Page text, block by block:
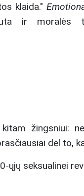
klaida."
ir moralės
žingsniui:
dėl to,
ųjų seksualinei